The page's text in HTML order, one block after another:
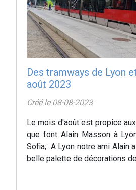
Des tramways de Lyon
août 2023
Créé le 08-08-2023
Le mois d'août est propice
que font Alain Masson à
Sofia; A Lyon notre ami Alain
belle palette de décorations